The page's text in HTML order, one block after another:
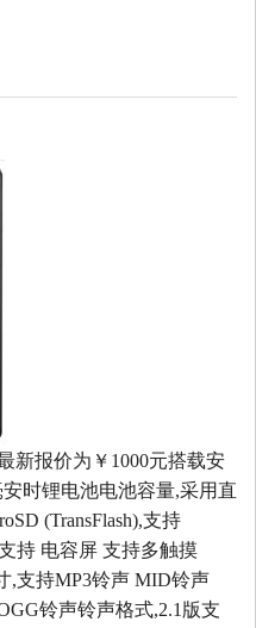
新报价为￥1000元搭载安
时锂电池电池容量,采用直
(TransFlash),支持
持 电容屏 支持多触摸
,支持MP3铃声 MID铃声
铃声铃声格式,2.1版支